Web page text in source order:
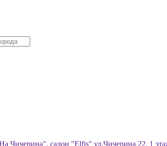
Чичерина", салон "Elfis" ул.Чичерина 22, 1